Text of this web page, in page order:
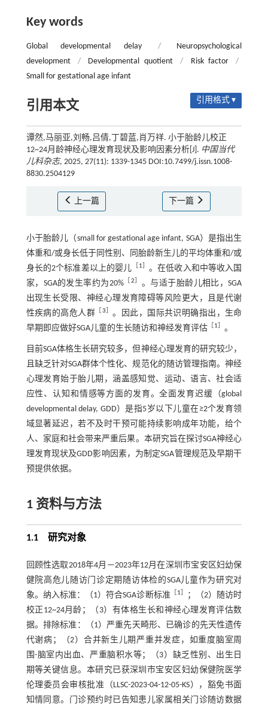
Key words
Global developmental delay /
Neuropsychological
development
/ Developmental quotient / Risk factor
/
Small for gestational age infant
引用本文 引用格式 ▾
谭然,马丽亚,刘畅,吕倩,丁碧蓝,肖万祥. 小于胎龄儿校正
12~24月龄神经心理发育现状及影响因素分析[J]. 中国当代
儿科杂志, 2025, 27(11): 1339-1345 DOI:10.7499/j.issn.1008-
8830.2504129
上一篇 下一篇
小于胎龄儿（small for gestational age infant, SGA）是指出生
体重和/或身长低于同性别、同胎龄新生儿的平均体重和/或
身长的2个标准差以上的婴儿
1
。在低收入和中等收入国
家，SGA的发生率约为20%
2
。与适于胎龄儿相比，SGA
出现生长受限、神经心理发育障碍等风险更大，且是代谢
性疾病的高危人群
3
。因此，国际共识明确指出，生命
早期即应做好SGA儿童的生长随访和神经发育评估［ 1 。
目前SGA体格生长研究较多，但神经心理发育的研究较少，
且缺乏针对SGA群体个性化、规范化的随访管理指南。神经
心理发育始于胎儿期，涵盖感知觉、运动、语言、社会适
应性、认知和情感等方面的发育。全面发育迟缓（global
developmental delay, GDD）是指5岁以下儿童在≥2个发育领
域显著延迟，若不及时干预可能持续影响成年功能，给个
人、家庭和社会带来严重后果。本研究旨在探讨SGA神经心
理发育现状及GDD影响因素，为制定SGA管理规范及早期干
预提供依据。
1 资料与方法
1.1 研究对象
回顾性选取2018年4月—2023年12月在深圳市宝安区妇幼保
健院高危儿随访门诊定期随访体检的SGA儿童作为研究对
象。纳入标准：（1）符合SGA诊断标准
1
；（2）随访时
校正12~24月龄；（3）有体格生长和神经心理发育评估数
据。排除标准：（1）严重先天畸形、已确诊的先天性遗传
代谢病；（2）合并新生儿期严重并发症，如重度脑室周
围-脑室内出血、严重脑积水等；（3）缺乏性别、出生日
期等关键信息。本研究已获深圳市宝安区妇幼保健院医学
伦理委员会审核批准（LLSC-2023-04-12-05-KS），豁免书面
知情同意。门诊预约时已告知患儿家属相关门诊随访数据